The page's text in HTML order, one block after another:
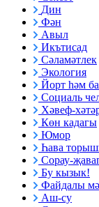
Дин
Фән
Авыл
Икътисад
Сәламәтлек
Экология
Йорт һәм
Социаль
Хәвеф-
Көн кадагы
Юмор
Һава
Сорау-
Бу кызык!
Файдалы
Аш-су